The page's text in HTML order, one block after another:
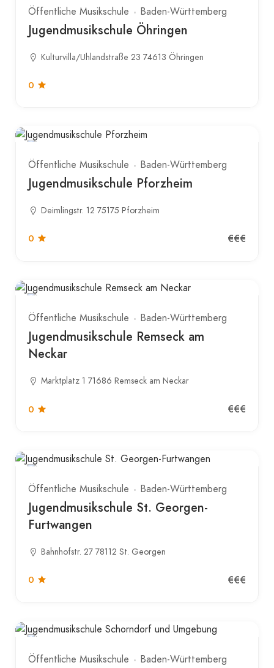
Öffentliche Musikschule Baden-Württemberg
Jugendmusikschule Öhringen
Kulturvilla/Uhlandstraße 23 74613 Öhringen
0
Öffentliche Musikschule Baden-Württemberg
Jugendmusikschule Pforzheim
Deimlingstr. 12 75175 Pforzheim
0 €€€
Öffentliche Musikschule Baden-Württemberg
Jugendmusikschule Remseck am
Neckar
Marktplatz 1 71686 Remseck am Neckar
0 €€€
Öffentliche Musikschule Baden-Württemberg
Jugendmusikschule St. Georgen-
Furtwangen
Bahnhofstr. 27 78112 St. Georgen
0 €€€
Öffentliche Musikschule Baden-Württemberg